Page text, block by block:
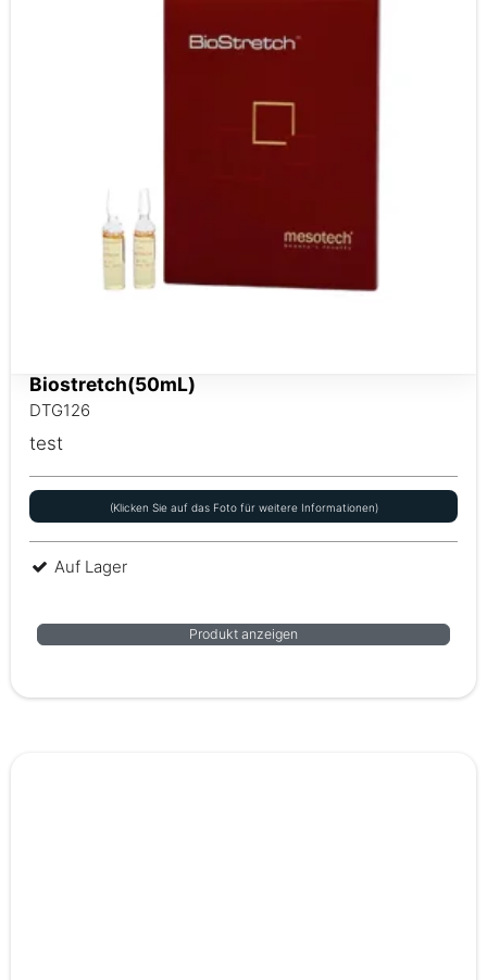
Biostretch(50mL)
DTG126
test
(Klicken Sie auf das Foto für weitere Informationen)
Auf Lager
Produkt anzeigen